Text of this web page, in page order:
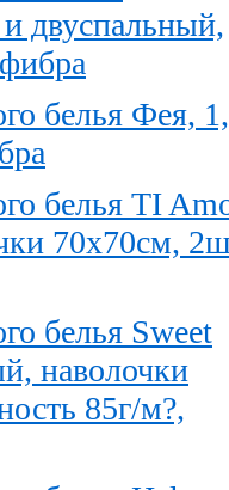
двуспальный,
белья Фея,
белья TI
70х70см,
белья Sweet
наволочки
85г/м?,